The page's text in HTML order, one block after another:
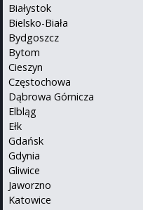
Białystok
Bielsko-Biała
Bydgoszcz
Bytom
Cieszyn
Częstochowa
Dąbrowa Górnicza
Elbląg
Ełk
Gdańsk
Gdynia
Gliwice
Jaworzno
Katowice